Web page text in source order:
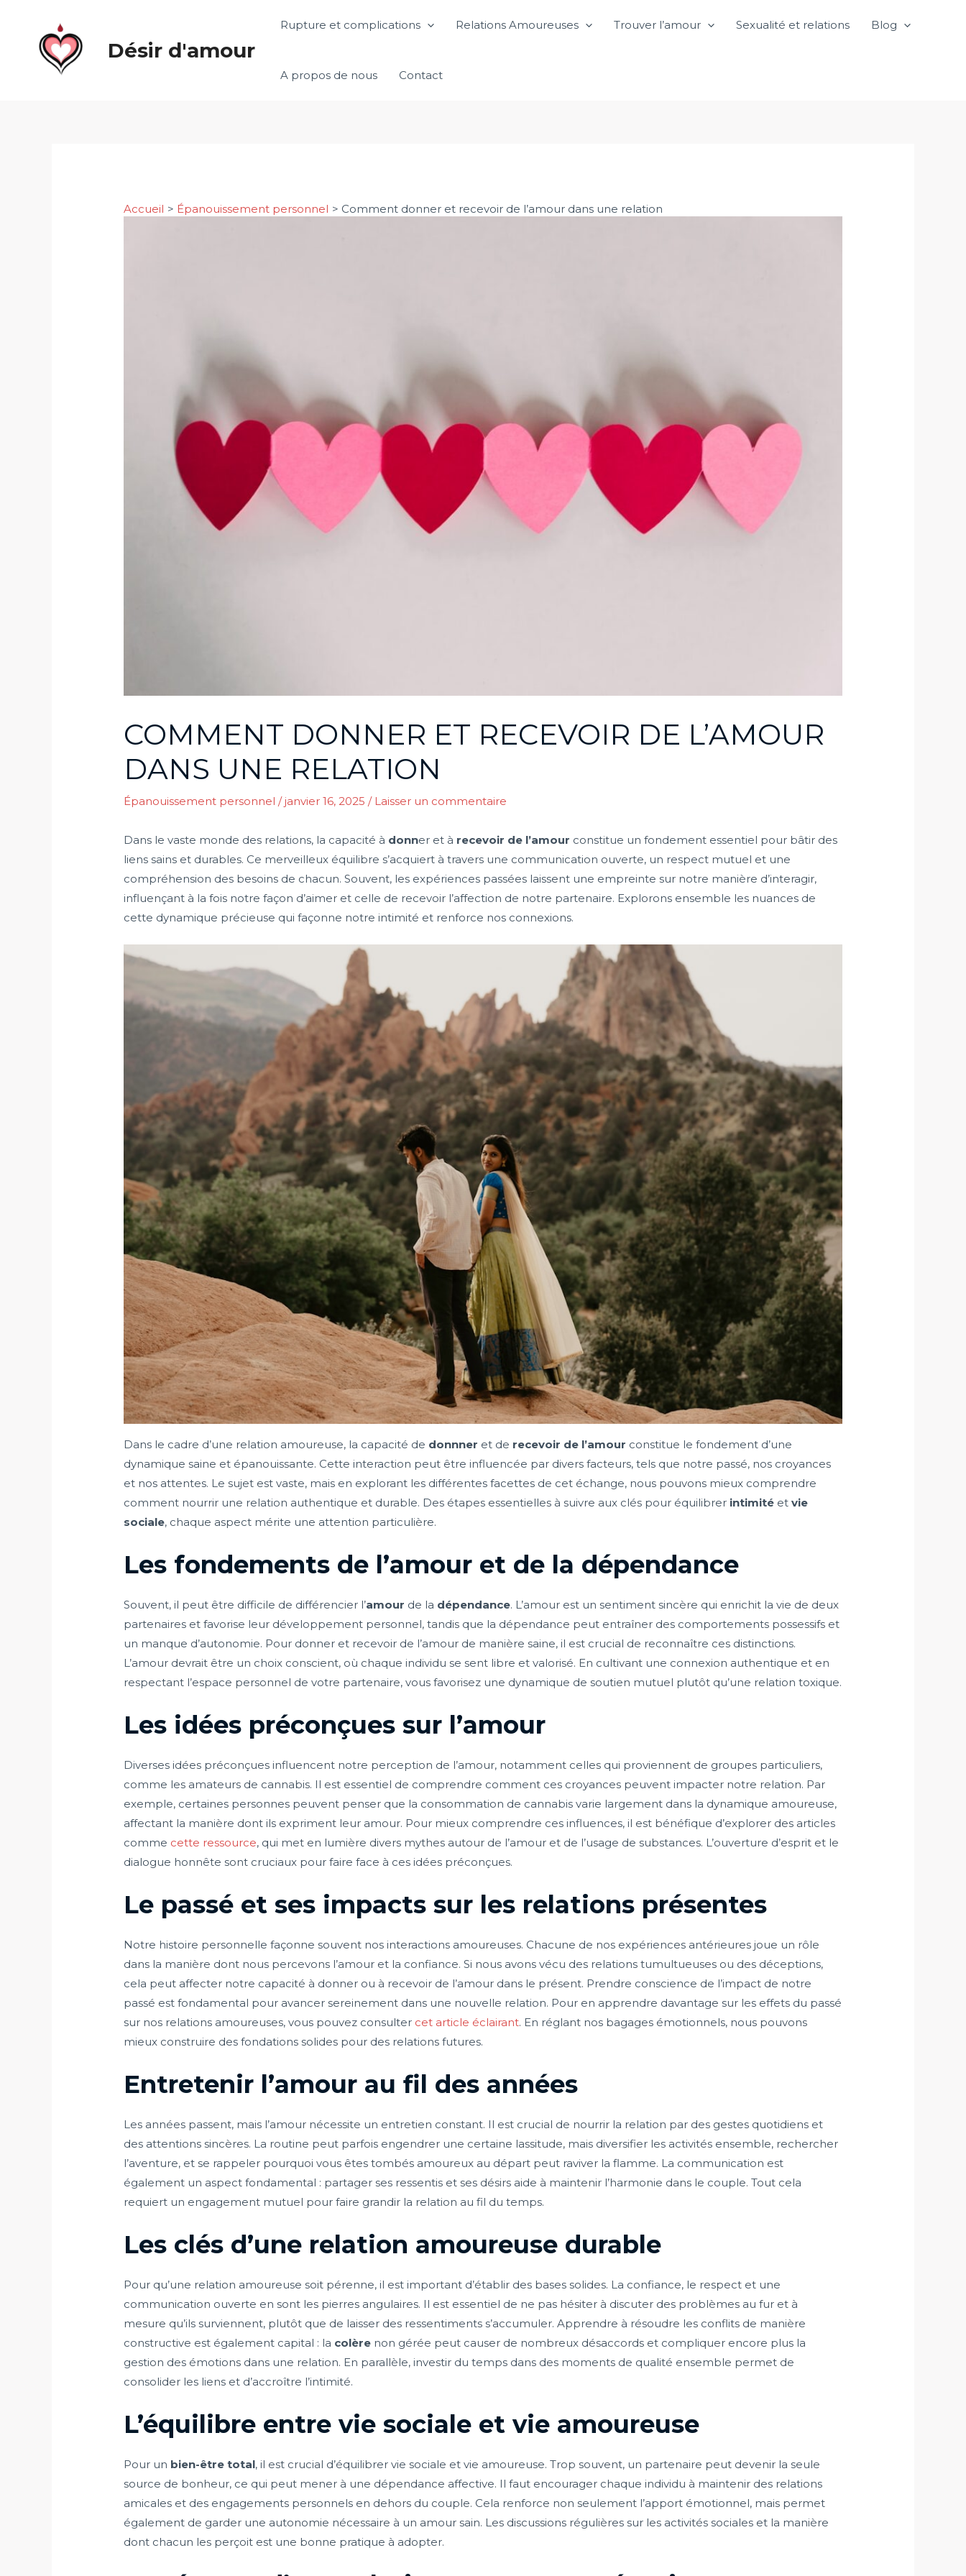
contenu
Désir d'amour
Rupture et complications Relations Amoureuses Trouver l’amour Sexualité et relations Blog
A propos de nous Contact
Accueil Épanouissement personnel Comment donner et recevoir de l’amour dans une relation
COMMENT DONNER ET RECEVOIR DE L’AMOUR
DANS UNE RELATION
Épanouissement personnel / janvier 16, 2025/ Laisser un commentaire
Dans le vaste monde des relations, la capacité à donner et à recevoir de l’amour constitue un fondement essentiel pour bâtir des
liens sains et durables. Ce merveilleux équilibre s’acquiert à travers une communication ouverte, un respect mutuel et une
compréhension des besoins de chacun. Souvent, les expériences passées laissent une empreinte sur notre manière d’interagir,
influençant à la fois notre façon d’aimer et celle de recevoir l’affection de notre partenaire. Explorons ensemble les nuances de
cette dynamique précieuse qui façonne notre intimité et renforce nos connexions.
Dans le cadre d’une relation amoureuse, la capacité de donnner et de recevoir de l’amour constitue le fondement d’une
dynamique saine et épanouissante. Cette interaction peut être influencée par divers facteurs, tels que notre passé, nos croyances
et nos attentes. Le sujet est vaste, mais en explorant les différentes facettes de cet échange, nous pouvons mieux comprendre
comment nourrir une relation authentique et durable. Des étapes essentielles à suivre aux clés pour équilibrer intimité etvie
sociale, chaque aspect mérite une attention particulière.
Les fondements de l’amour et de la dépendance
Souvent, il peut être difficile de différencier l’amour de la dépendance. L’amour est un sentiment sincère qui enrichit la vie de deux
partenaires et favorise leur développement personnel, tandis que la dépendance peut entraîner des comportements possessifs et
un manque d’autonomie. Pour donner et recevoir de l’amour de manière saine, il est crucial de reconnaître ces distinctions.
L’amour devrait être un choix conscient, où chaque individu se sent libre et valorisé. En cultivant une connexion authentique et en
respectant l’espace personnel de votre partenaire, vous favorisez une dynamique de soutien mutuel plutôt qu’une relation toxique.
Les idées préconçues sur l’amour
Diverses idées préconçues influencent notre perception de l’amour, notamment celles qui proviennent de groupes particuliers,
comme les amateurs de cannabis. Il est essentiel de comprendre comment ces croyances peuvent impacter notre relation. Par
exemple, certaines personnes peuvent penser que la consommation de cannabis varie largement dans la dynamique amoureuse,
affectant la manière dont ils expriment leur amour. Pour mieux comprendre ces influences, il est bénéfique d’explorer des articles
comme cette ressource, qui met en lumière divers mythes autour de l’amour et de l’usage de substances. L’ouverture d’esprit et le
dialogue honnête sont cruciaux pour faire face à ces idées préconçues.
Le passé et ses impacts sur les relations présentes
Notre histoire personnelle façonne souvent nos interactions amoureuses. Chacune de nos expériences antérieures joue un rôle
dans la manière dont nous percevons l’amour et la confiance. Si nous avons vécu des relations tumultueuses ou des déceptions,
cela peut affecter notre capacité à donner ou à recevoir de l’amour dans le présent. Prendre conscience de l’impact de notre
passé est fondamental pour avancer sereinement dans une nouvelle relation. Pour en apprendre davantage sur les effets du passé
sur nos relations amoureuses, vous pouvez consulter cet article éclairant. En réglant nos bagages émotionnels, nous pouvons
mieux construire des fondations solides pour des relations futures.
Entretenir l’amour au fil des années
Les années passent, mais l’amour nécessite un entretien constant. Il est crucial de nourrir la relation par des gestes quotidiens et
des attentions sincères. La routine peut parfois engendrer une certaine lassitude, mais diversifier les activités ensemble, rechercher
l’aventure, et se rappeler pourquoi vous êtes tombés amoureux au départ peut raviver la flamme. La communication est
également un aspect fondamental : partager ses ressentis et ses désirs aide à maintenir l’harmonie dans le couple. Tout cela
requiert un engagement mutuel pour faire grandir la relation au fil du temps.
Les clés d’une relation amoureuse durable
Pour qu’une relation amoureuse soit pérenne, il est important d’établir des bases solides. La confiance, le respect et une
communication ouverte en sont les pierres angulaires. Il est essentiel de ne pas hésiter à discuter des problèmes au fur et à
mesure qu’ils surviennent, plutôt que de laisser des ressentiments s’accumuler. Apprendre à résoudre les conflits de manière
constructive est également capital : la colère non gérée peut causer de nombreux désaccords et compliquer encore plus la
gestion des émotions dans une relation. En parallèle, investir du temps dans des moments de qualité ensemble permet de
consolider les liens et d’accroître l’intimité.
L’équilibre entre vie sociale et vie amoureuse
Pour un bien-être total, il est crucial d’équilibrer vie sociale et vie amoureuse. Trop souvent, un partenaire peut devenir la seule
source de bonheur, ce qui peut mener à une dépendance affective. Il faut encourager chaque individu à maintenir des relations
amicales et des engagements personnels en dehors du couple. Cela renforce non seulement l’apport émotionnel, mais permet
également de garder une autonomie nécessaire à un amour sain. Les discussions régulières sur les activités sociales et la manière
dont chacun les perçoit est une bonne pratique à adopter.